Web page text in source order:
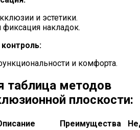
и эстетики.
фиксация накладок.
и комфорта.
таблица методов
плоскости:
Преимущества